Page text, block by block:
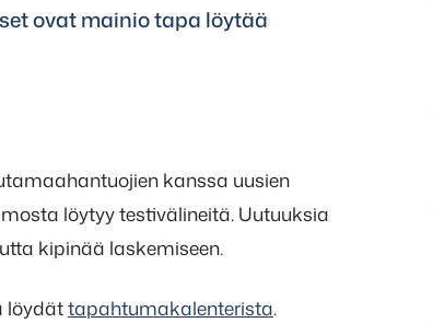
ovat mainio tapa löytää
kanssa uusien
löytyy testivälineitä. Uutuuksia
kipinää laskemiseen.
löydättapahtumakalenterista.